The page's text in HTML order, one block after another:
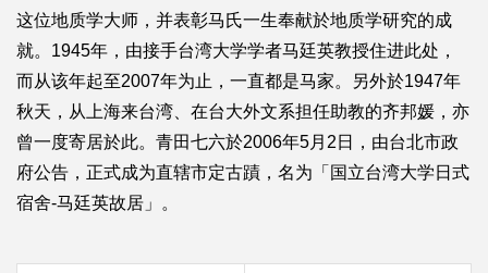
这位地质学大师，并表彰马氏一生奉献於地质学研究的成
就。1945年，由接手台湾大学学者马廷英教授住进此处，
而从该年起至2007年为止，一直都是马家。另外於1947年
秋天，从上海来台湾、在台大外文系担任助教的齐邦媛，亦
曾一度寄居於此。青田七六於2006年5月2日，由台北市政
府公告，正式成为直辖市定古蹟，名为「国立台湾大学日式
宿舍-马廷英故居」。